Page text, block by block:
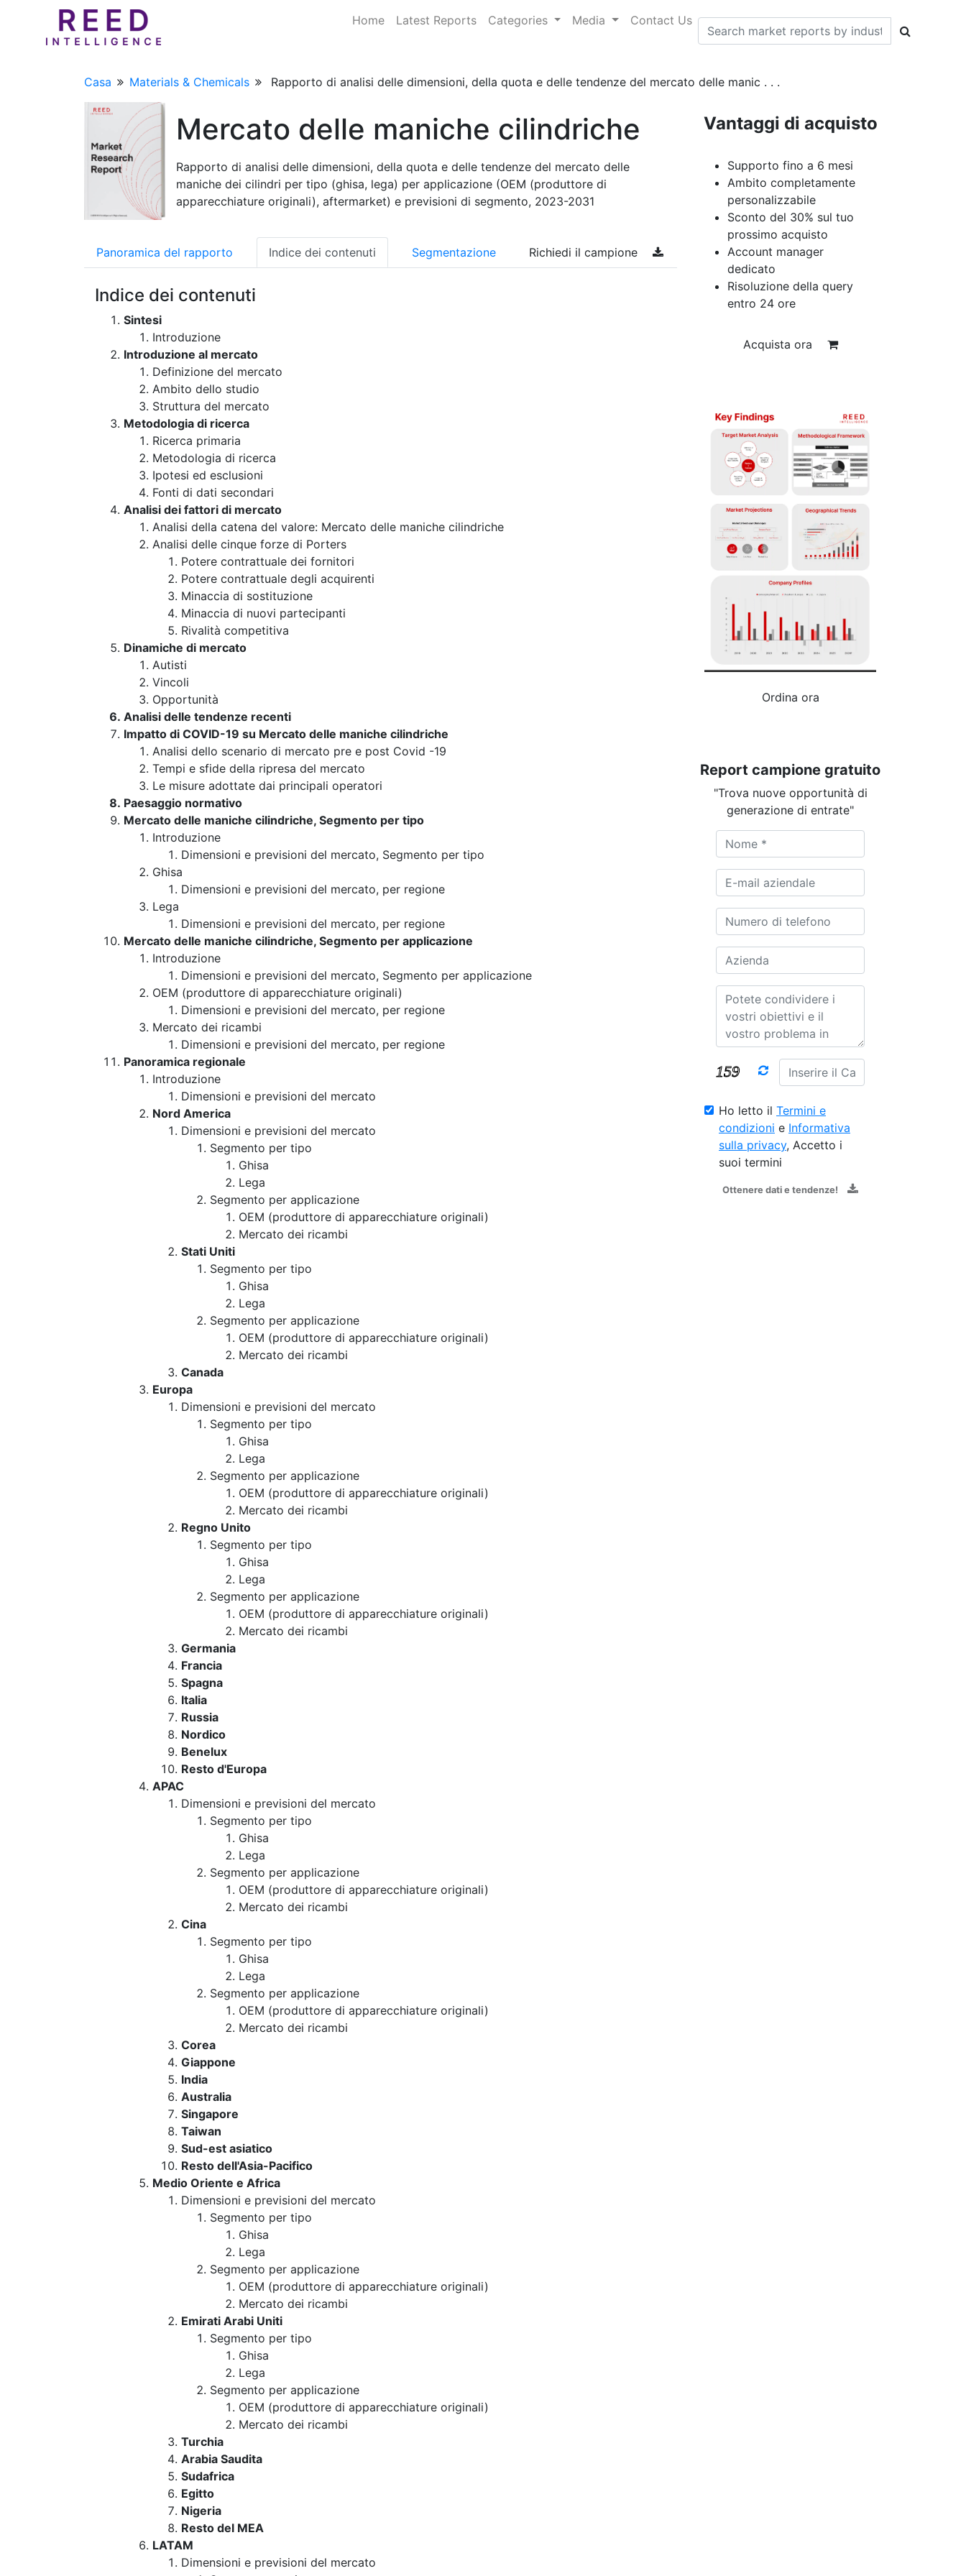
Home Latest Reports Categories Media Contact Us
Casa Materials & Chemicals Rapporto di analisi delle dimensioni, della quota e delle tendenze del mercato delle manic . . .
Mercato delle maniche cilindriche
Rapporto di analisi delle dimensioni, della quota e delle tendenze del mercato delle
maniche dei cilindri per tipo (ghisa, lega) per applicazione (OEM (produttore di
apparecchiature originali), aftermarket) e previsioni di segmento, 2023-2031
Panoramica del rapporto Indice dei contenuti Segmentazione Richiedi il campione
Indice dei contenuti
Sintesi
Introduzione
Introduzione al mercato
Definizione del mercato
Ambito dello studio
Struttura del mercato
Metodologia di ricerca
Ricerca primaria
Metodologia di ricerca
Ipotesi ed esclusioni
Fonti di dati secondari
Analisi dei fattori di mercato
Analisi della catena del valore: Mercato delle maniche cilindriche
Analisi delle cinque forze di Porters
Potere contrattuale dei fornitori
Potere contrattuale degli acquirenti
Minaccia di sostituzione
Minaccia di nuovi partecipanti
Rivalità competitiva
Dinamiche di mercato
Autisti
Vincoli
Opportunità
Analisi delle tendenze recenti
Impatto di COVID-19 su Mercato delle maniche cilindriche
Analisi dello scenario di mercato pre e post Covid -19
Tempi e sfide della ripresa del mercato
Le misure adottate dai principali operatori
Paesaggio normativo
Mercato delle maniche cilindriche, Segmento per tipo
Introduzione
Dimensioni e previsioni del mercato, Segmento per tipo
Ghisa
Dimensioni e previsioni del mercato, per regione
Lega
Dimensioni e previsioni del mercato, per regione
Mercato delle maniche cilindriche, Segmento per applicazione
Introduzione
Dimensioni e previsioni del mercato, Segmento per applicazione
OEM (produttore di apparecchiature originali)
Dimensioni e previsioni del mercato, per regione
Mercato dei ricambi
Dimensioni e previsioni del mercato, per regione
Panoramica regionale
Introduzione
Dimensioni e previsioni del mercato
Nord America
Dimensioni e previsioni del mercato
Segmento per tipo
Ghisa
Lega
Segmento per applicazione
OEM (produttore di apparecchiature originali)
Mercato dei ricambi
Stati Uniti
Segmento per tipo
Ghisa
Lega
Segmento per applicazione
OEM (produttore di apparecchiature originali)
Mercato dei ricambi
Canada
Europa
Dimensioni e previsioni del mercato
Segmento per tipo
Ghisa
Lega
Segmento per applicazione
OEM (produttore di apparecchiature originali)
Mercato dei ricambi
Regno Unito
Segmento per tipo
Ghisa
Lega
Segmento per applicazione
OEM (produttore di apparecchiature originali)
Mercato dei ricambi
Germania
Francia
Spagna
Italia
Russia
Nordico
Benelux
Resto d'Europa
APAC
Dimensioni e previsioni del mercato
Segmento per tipo
Ghisa
Lega
Segmento per applicazione
OEM (produttore di apparecchiature originali)
Mercato dei ricambi
Cina
Segmento per tipo
Ghisa
Lega
Segmento per applicazione
OEM (produttore di apparecchiature originali)
Mercato dei ricambi
Corea
Giappone
India
Australia
Singapore
Taiwan
Sud-est asiatico
Resto dell'Asia-Pacifico
Medio Oriente e Africa
Dimensioni e previsioni del mercato
Segmento per tipo
Ghisa
Lega
Segmento per applicazione
OEM (produttore di apparecchiature originali)
Mercato dei ricambi
Emirati Arabi Uniti
Segmento per tipo
Ghisa
Lega
Segmento per applicazione
OEM (produttore di apparecchiature originali)
Mercato dei ricambi
Turchia
Arabia Saudita
Sudafrica
Egitto
Nigeria
Resto del MEA
LATAM
Dimensioni e previsioni del mercato
Vantaggi di acquisto
Supporto fino a 6 mesi
Ambito completamente
personalizzabile
Sconto del 30% sul tuo
prossimo acquisto
Account manager
dedicato
Risoluzione della query
entro 24 ore
Acquista ora
Ordina ora
Report campione gratuito
"Trova nuove opportunità di
generazione di entrate"
Ho letto il Termini e
condizioni e Informativa
sulla privacy, Accetto i
suoi termini
Ottenere dati e tendenze!